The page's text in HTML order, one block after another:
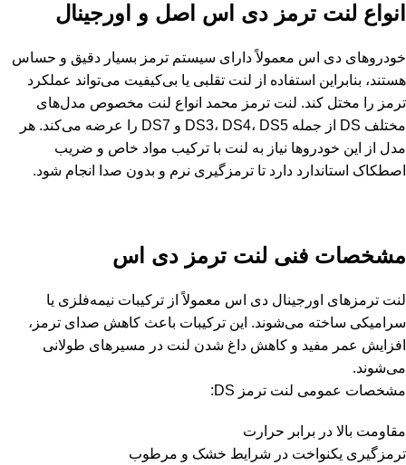
انواع لنت ترمز دی اس اصل و اورجینال
خودروهای دی اس معمولاً دارای سیستم ترمز بسیار دقیق و حساس
هستند، بنابراین استفاده از لنت تقلبی یا بی‌کیفیت می‌تواند عملکرد
ترمز را مختل کند. لنت ترمز محمد انواع لنت مخصوص مدل‌های
مختلف DS از جمله DS3، DS4، DS5 و DS7 را عرضه می‌کند. هر
مدل از این خودروها نیاز به لنت با ترکیب مواد خاص و ضریب
اصطکاک استاندارد دارد تا ترمزگیری نرم و بدون صدا انجام شود.
مشخصات فنی لنت ترمز دی اس
لنت ترمزهای اورجینال دی اس معمولاً از ترکیبات نیمه‌فلزی یا
سرامیکی ساخته می‌شوند. این ترکیبات باعث کاهش صدای ترمز،
افزایش عمر مفید و کاهش داغ شدن لنت در مسیرهای طولانی
می‌شوند.
مشخصات عمومی لنت ترمز DS:
مقاومت بالا در برابر حرارت
ترمزگیری یکنواخت در شرایط خشک و مرطوب